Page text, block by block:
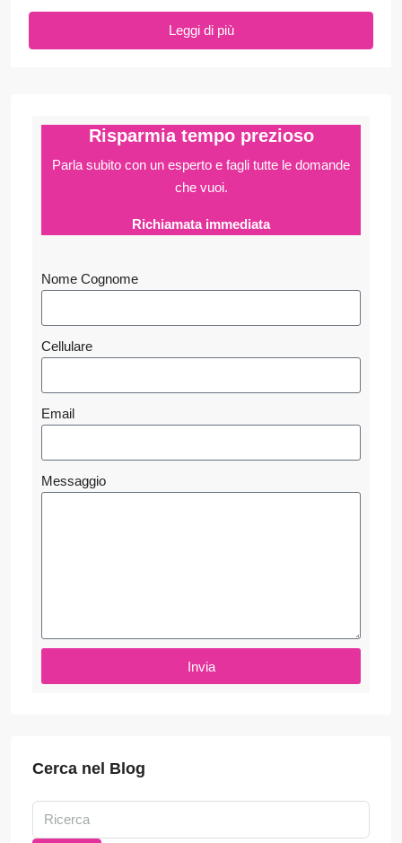
Leggi di più
Risparmia tempo prezioso
Parla subito con un esperto e fagli tutte le domande
che vuoi.
Richiamata immediata
Nome Cognome
Cellulare
Email
Messaggio
Invia
Cerca nel Blog